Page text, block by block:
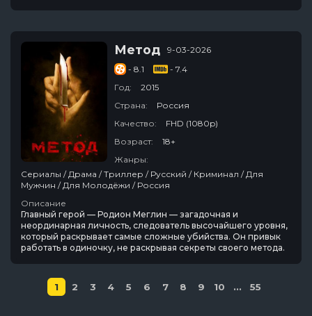
Метод
9-03-2026
- 8.1
- 7.4
Год:
2015
Страна:
Россия
Качество:
FHD (1080p)
Возраст:
18+
Жанры:
Сериалы / Драма / Триллер / Русский / Криминал / Для
Мужчин / Для Молодёжи / Россия
Описание
Главный герой — Родион Меглин — загадочная и
неординарная личность, следователь высочайшего уровня,
который раскрывает самые сложные убийства. Он привык
работать в одиночку, не раскрывая секреты своего метода.
1 2 3 4 5 6 7 8 9 10 ... 55